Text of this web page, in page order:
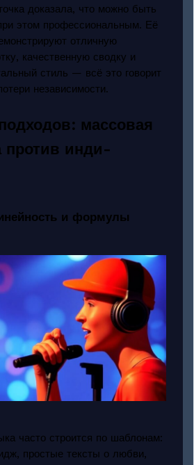
доказала, что можно быть
этом профессиональным. Её
отличную
качественную сводку и
стиль — всё это говорит
независимости.
массовая
против инди-
и формулы
часто строится по шаблонам:
простые тексты о любви,